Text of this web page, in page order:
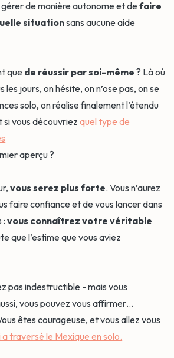
de manière autonome et defaire
situationsans aucune aide
que de réussir par soi-même ? Là où
jours, on hésite, on n’ose pas, on se
solo, on réalise finalement l’étendu
si vous découvriezquel type de
aperçu ?
vous serez plus forte. Vous n’aurez
faire confiance et de vous lancer dans
:vous connaîtrez votre véritable
que l’estime que vous aviez
pas indestructible - mais vous
vous pouvez vous affirmer…
êtes courageuse, et vous allez vous
traversé le Mexique en solo.